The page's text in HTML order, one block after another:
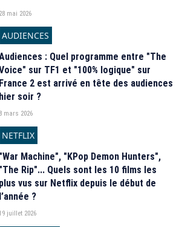
28 mai 2026
AUDIENCES
: Quel programme entre "The
sur TF1 et "100% logique" sur
France 2 est arrivé en tête des audiences
hier soir ?
8 mars 2026
NETFLIX
"War Machine", "KPop Demon Hunters",
"The Rip"... Quels sont les 10 films les
plus vus sur Netflix depuis le début de
l’année ?
juillet 2026